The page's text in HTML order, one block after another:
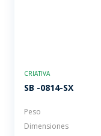
CRIATIVA
SB -0814-SX
Peso
Dimensiones